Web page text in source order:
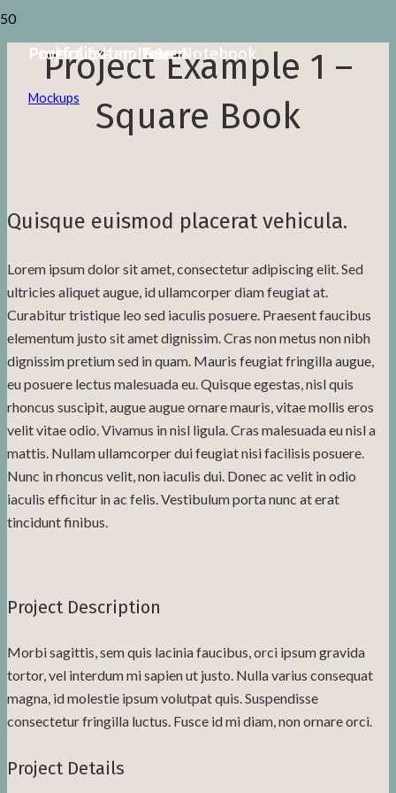
Project Example 1 –
Square Book
Quisque euismod placerat vehicula.
Lorem ipsum dolor sit amet, consectetur adipiscing elit. Sed
ultricies aliquet augue, id ullamcorper diam feugiat at.
Curabitur tristique leo sed iaculis posuere. Praesent faucibus
elementum justo sit amet dignissim. Cras non metus non nibh
dignissim pretium sed in quam. Mauris feugiat fringilla augue,
eu posuere lectus malesuada eu. Quisque egestas, nisl quis
rhoncus suscipit, augue augue ornare mauris, vitae mollis eros
velit vitae odio. Vivamus in nisl ligula. Cras malesuada eu nisl a
mattis. Nullam ullamcorper dui feugiat nisi facilisis posuere.
Nunc in rhoncus velit, non iaculis dui. Donec ac velit in odio
iaculis efficitur in ac felis. Vestibulum porta nunc at erat
tincidunt finibus.
Project Description
Morbi sagittis, sem quis lacinia faucibus, orci ipsum gravida
tortor, vel interdum mi sapien ut justo. Nulla varius consequat
magna, id molestie ipsum volutpat quis. Suspendisse
consectetur fringilla luctus. Fusce id mi diam, non ornare orci.
Project Details
Portfolio Item Seven
Portfolio Item Four
Portfolio Item Two
Project Example 1 – Notebook
Mockups